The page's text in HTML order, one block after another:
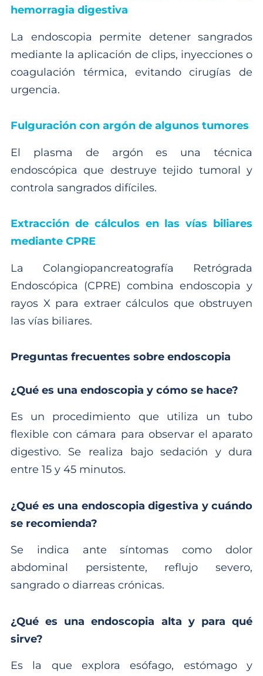
hemorragia digestiva
La endoscopia permite detener sangrados
mediante la aplicación de clips, inyecciones o
coagulación térmica, evitando cirugías de
urgencia.
Fulguración con argón de algunos tumores
El plasma de argón es una técnica
endoscópica que destruye tejido tumoral y
controla sangrados difíciles.
Extracción de cálculos en las vías biliares
mediante CPRE
La Colangiopancreatografía Retrógrada
Endoscópica (CPRE) combina endoscopia y
rayos X para extraer cálculos que obstruyen
las vías biliares.
Preguntas frecuentes sobre endoscopia
¿Qué es una endoscopia y cómo se hace?
Es un procedimiento que utiliza un tubo
flexible con cámara para observar el aparato
digestivo. Se realiza bajo sedación y dura
entre 15 y 45 minutos.
¿Qué es una endoscopia digestiva y cuándo
se recomienda?
Se indica ante síntomas como dolor
abdominal persistente, reflujo severo,
sangrado o diarreas crónicas.
¿Qué es una endoscopia alta y para qué
sirve?
Es la que explora esófago, estómago y